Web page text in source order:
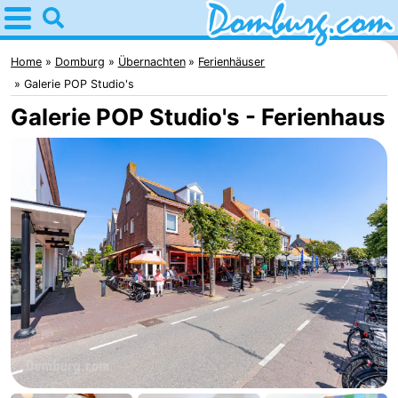
Home
Domburg
Tipps
kindern
Webcam
Webcam
Webcam
Strand
Übernachten
Appartements
-
Home Domburg Übernachten
Ferienhäuser
Galerie POP Studio's
Galerie POP Studio's - Ferienhaus